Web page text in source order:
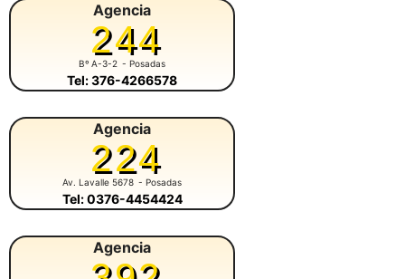
Agencia
244
Bº A-3-2 - Posadas
Tel: 376-4266578
Agencia
224
Av. Lavalle 5678 - Posadas
Tel: 0376-4454424
Agencia